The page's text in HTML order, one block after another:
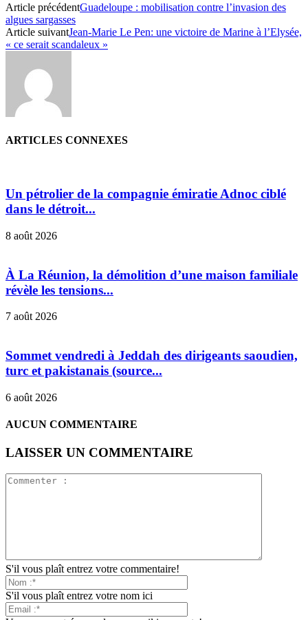
Article précédentGuadeloupe : mobilisation contre l’invasion des
algues sargasses
Article suivantJean-Marie Le Pen: une victoire de Marine à l’Elysée,
« ce serait scandaleux »
ARTICLES CONNEXES
Un pétrolier de la compagnie émiratie Adnoc ciblé
dans le détroit...
8 août 2026
À La Réunion, la démolition d’une maison familiale
révèle les tensions...
7 août 2026
Sommet vendredi à Jeddah des dirigeants saoudien,
turc et pakistanais (source...
6 août 2026
AUCUN COMMENTAIRE
LAISSER UN COMMENTAIRE
S'il vous plaît entrez votre commentaire!
S'il vous plaît entrez votre nom ici